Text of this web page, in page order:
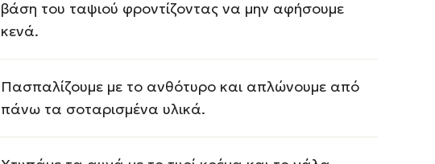
βάση του ταψιού φροντίζοντας να μην αφήσουμε
κενά.
Πασπαλίζουμε με το ανθότυρο και απλώνουμε από
πάνω τα σοταρισμένα υλικά.